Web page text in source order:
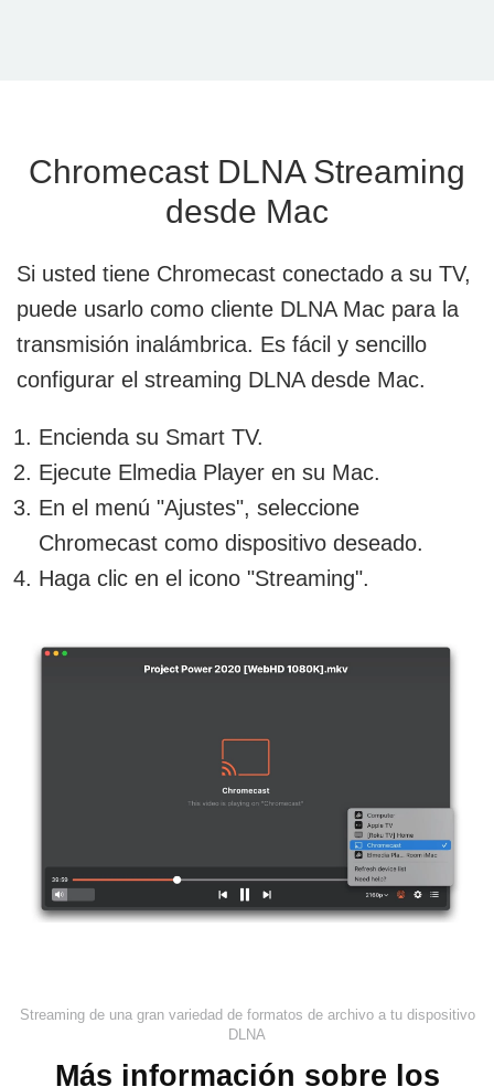
Chromecast DLNA Streaming
desde Mac
Si usted tiene Chromecast conectado a su TV,
puede usarlo como cliente DLNA Mac para la
transmisión inalámbrica. Es fácil y sencillo
configurar el streaming DLNA desde Mac.
Encienda su Smart TV.
Ejecute Elmedia Player en su Mac.
En el menú "Ajustes", seleccione
Chromecast como dispositivo deseado.
Haga clic en el icono "Streaming".
Streaming de una gran variedad de formatos de archivo a tu dispositivo
DLNA
Más información sobre los